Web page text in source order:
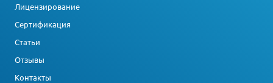
Лицензирование
Сертификация
Статьи
Отзывы
Контакты